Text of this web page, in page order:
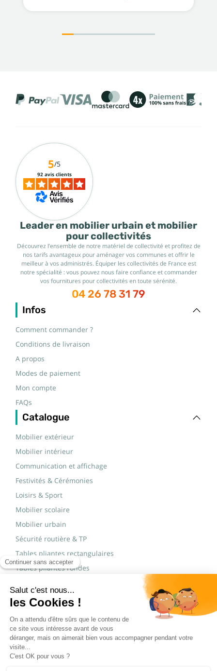
Leader en mobilier urbain et mobilier
pour collectivités
Découvrez l’ensemble de notre matériel de collectivité et profitez de
nos tarifs avantageux pour aménager vos communes et offrir le
meilleur à vos administrés. Équiper les collectivités de France est
notre spécialité : vous pouvez nous faire confiance et commander
vos fournitures pour collectivités en toute sérénité.
04 26 78 31 79
Infos
Comment commander ?
Conditions de livraison
A propos
Modes de paiement
Mon compte
FAQs
Catalogue
Mobilier extérieur
Mobilier intérieur
Communication et affichage
Festivités & Cérémonies
Loisirs & Sport
Mobilier scolaire
Mobilier urbain
Sécurité routière & TP
Tables pliantes rectangulaires
Tables pliantes rondes
Marques
JAD Groupe
Procity®
5/5
92 avis clients